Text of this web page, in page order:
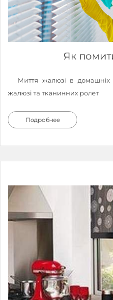
Як
Миття жалюзі в
жалюзі та тканинних ролет
Подробнее